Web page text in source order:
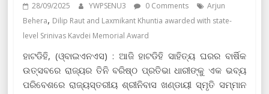
28/09/2025 YWPSENU3 0 Comments
Arjun
Behera, Dilip Raut and Laxmikant Khuntia awarded with state-
level Srinivas Kavdei Memorial Award
ହାଟଡିହି, (ଓ୍ବାଇଏନଏସ) : ଆଜି ହାଟଡିହି ସାହିତ୍ୟ ଘରର ବାର୍ଷିକ
ଉତ୍ସବରେ ରାଜ୍ୟର ତିନି ବରିଷ୍ଠ ପ୍ରତିଭା ଧାରୀଙ୍କୁ ଏକ ଭବ୍ୟ
ପରିବେଶରେ ରାଜ୍ୟସ୍ତରୀୟ ଶ୍ରୀନିବାସ ଖଣ୍ଡାୟୀ ସ୍ମୃତି ସମ୍ମାନ